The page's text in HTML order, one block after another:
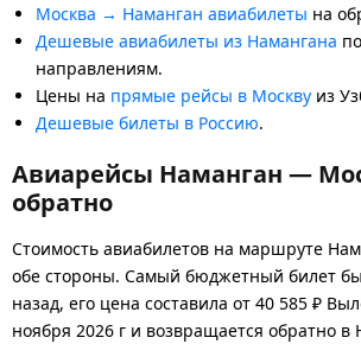
Москва → Наманган авиабилеты на
Дешевые авиабилеты из Намангана
направлениям.
Цены на прямые рейсы в Москву из
Дешевые билеты в Россию.
Авиарейсы Наманган —
обратно
Стоимость авиабилетов на маршруте
обе стороны. Самый бюджетный билет
назад, его цена составила от 40 585 ₽
ноября 2026 г и возвращается обратно в